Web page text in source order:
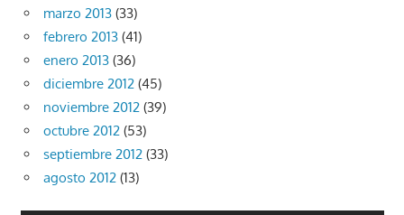
marzo 2013 (33)
febrero 2013 (41)
enero 2013 (36)
diciembre 2012 (45)
noviembre 2012 (39)
octubre 2012 (53)
septiembre 2012 (33)
agosto 2012 (13)